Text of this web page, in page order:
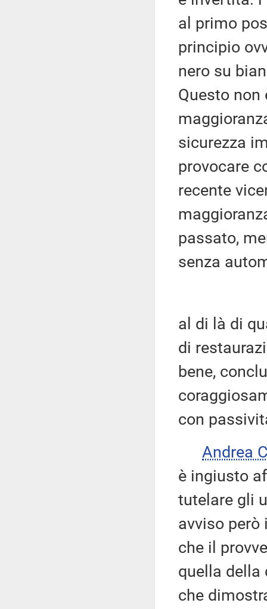
al primo
principio
nero su
Questo non
sicurezza
provocare
recente
passato,
senza
al di là di
di
bene,
con
Andrea
è ingiusto
tutelare gli
avviso però
che il
quella della
che